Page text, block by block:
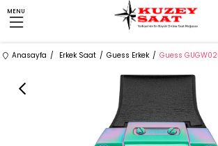
MENU
Anasayfa Erkek Saat Guess Erkek Guess